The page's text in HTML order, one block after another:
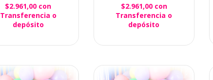
$2.961,00 con
Transferencia o
depósito
$2.961,00 con
Transferencia o
depósito